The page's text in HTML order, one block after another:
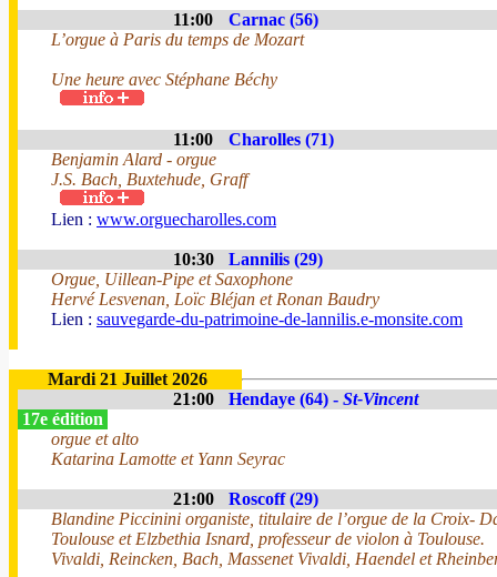
11:00
Carnac (56)
L’orgue à Paris du temps de Mozart
Une heure avec Stéphane Béchy
11:00
Charolles (71)
Benjamin Alard - orgue
J.S. Bach, Buxtehude, Graff
Lien : www.orguecharolles.com
10:30
Lannilis (29)
Orgue, Uillean-Pipe et Saxophone
Hervé Lesvenan, Loïc Bléjan et Ronan Baudry
Lien : sauvegarde-du-patrimoine-de-lannilis.e-monsite.com
Mardi 21 Juillet 2026
21:00
Hendaye (64) - St-Vincent
17e édition
orgue et alto
Katarina Lamotte et Yann Seyrac
21:00
Roscoff (29)
Blandine Piccinini organiste, titulaire de l’orgue de la Croix-
Toulouse et Elzbethia Isnard, professeur de violon à Toulouse.
Vivaldi, Reincken, Bach, Massenet Vivaldi, Haendel et